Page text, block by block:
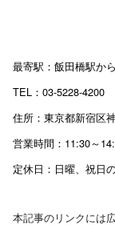
最寄駅：飯田橋駅か
TEL：03-5228-4200
住所：東京都新宿区
営業時間：11:30～
定休日：日曜、祝日
本記事のリンクには